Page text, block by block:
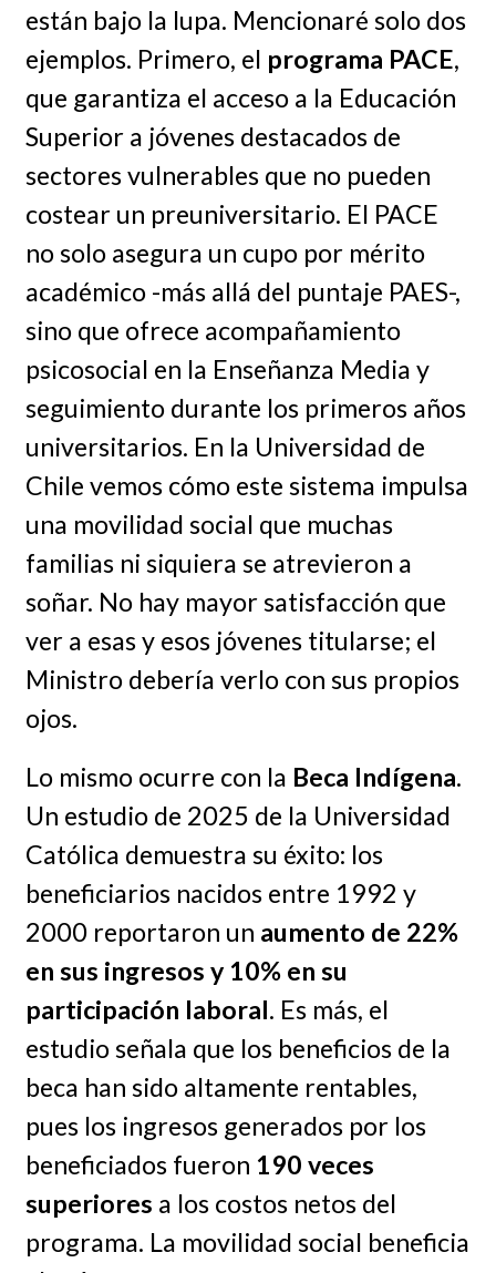
están bajo la lupa. Mencionaré solo dos
ejemplos. Primero, el programa PACE,
que garantiza el acceso a la Educación
Superior a jóvenes destacados de
sectores vulnerables que no pueden
costear un preuniversitario. El PACE
no solo asegura un cupo por mérito
académico -más allá del puntaje PAES-,
sino que ofrece acompañamiento
psicosocial en la Enseñanza Media y
seguimiento durante los primeros años
universitarios. En la Universidad de
Chile vemos cómo este sistema impulsa
una movilidad social que muchas
familias ni siquiera se atrevieron a
soñar. No hay mayor satisfacción que
ver a esas y esos jóvenes titularse; el
Ministro debería verlo con sus propios
ojos.
Lo mismo ocurre con la Beca Indígena.
Un estudio de 2025 de la Universidad
Católica demuestra su éxito: los
beneficiarios nacidos entre 1992 y
2000 reportaron un aumento de 22%
en sus ingresos y 10% en su
participación laboral. Es más, el
estudio señala que los beneficios de la
beca han sido altamente rentables,
pues los ingresos generados por los
beneficiados fueron 190 veces
superiores a los costos netos del
programa. La movilidad social beneficia